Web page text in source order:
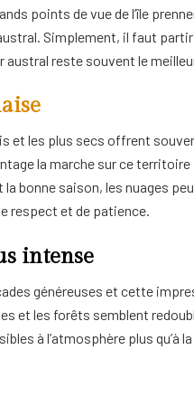
points de vue de l’île
Simplement, il faut
austral reste souvent le
et les plus secs offrent
la marche sur ce territoire
saison, les nuages
respect et de patience.
intense
généreuses et cette
et les forêts semblent
à l’atmosphère plus